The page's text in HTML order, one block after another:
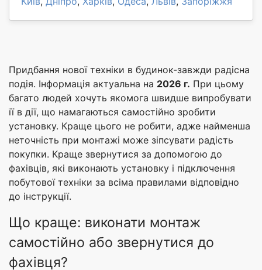
Придбання нової техніки в будинок-завжди радісна
подія. Інформація актуальна на 2026 г. При цьому
багато людей хочуть якомога швидше випробувати
її в дії, що намагаються самостійно зробити
установку. Краще цього не робити, адже найменша
неточність при монтажі може зіпсувати радість
покупки. Краще звернутися за допомогою до
фахівців, які виконають установку і підключення
побутової техніки за всіма правилами відповідно
до інструкції.
Що краще: виконати монтаж
самостійно або звернутися до
фахівця?